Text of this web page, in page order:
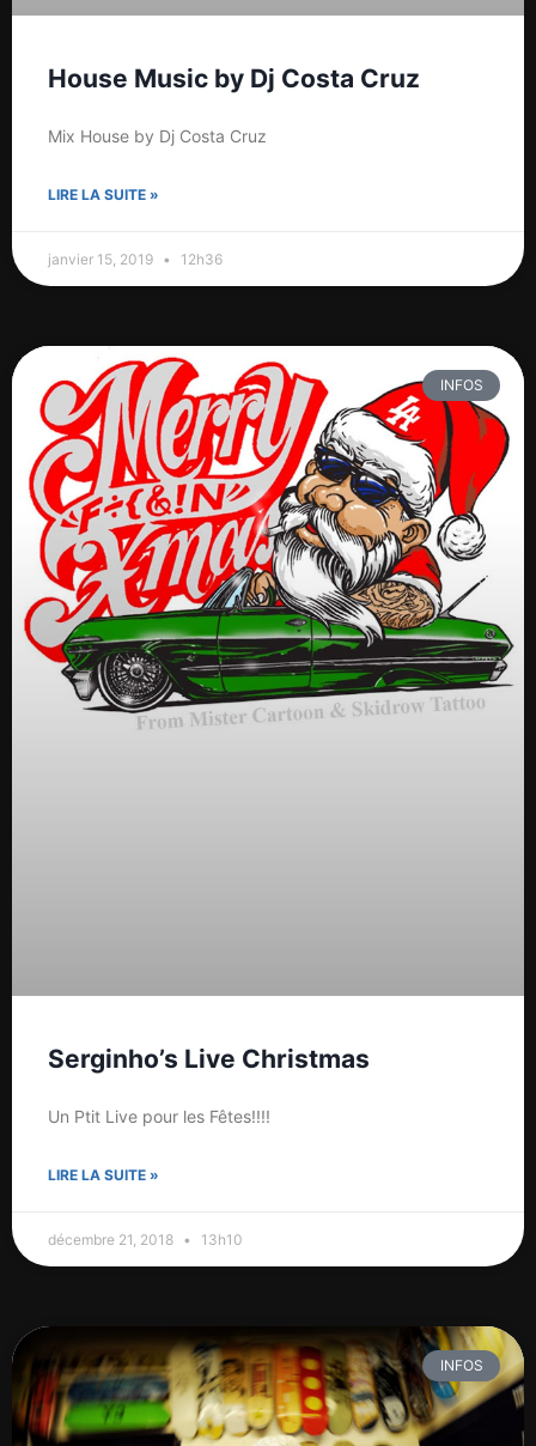
House Music by Dj Costa Cruz
Mix House by Dj Costa Cruz
LIRE LA SUITE »
janvier 15, 2019 12h36
INFOS
Serginho’s Live Christmas
Un Ptit Live pour les Fêtes!!!!
LIRE LA SUITE »
décembre 21, 2018 13h10
INFOS